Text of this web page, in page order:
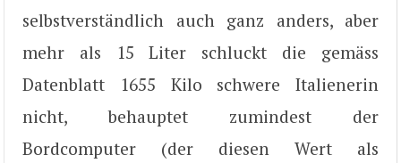
selbstverständlich auch ganz anders, aber
mehr als 15 Liter schluckt die gemäss
Datenblatt 1655 Kilo schwere Italienerin
nicht, behauptet zumindest der
Bordcomputer (der diesen Wert als